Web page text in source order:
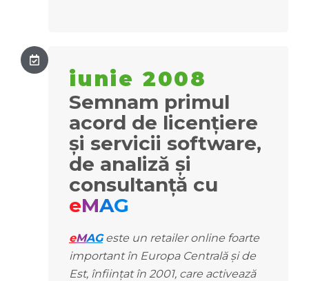
iunie 2008
Semnam primul
acord de licențiere
și servicii software,
de analiză și
consultanță cu
eMAG
eMAGeste un retailer online foarte
important în Europa Centrală și de
Est, înființat în 2001, care activează